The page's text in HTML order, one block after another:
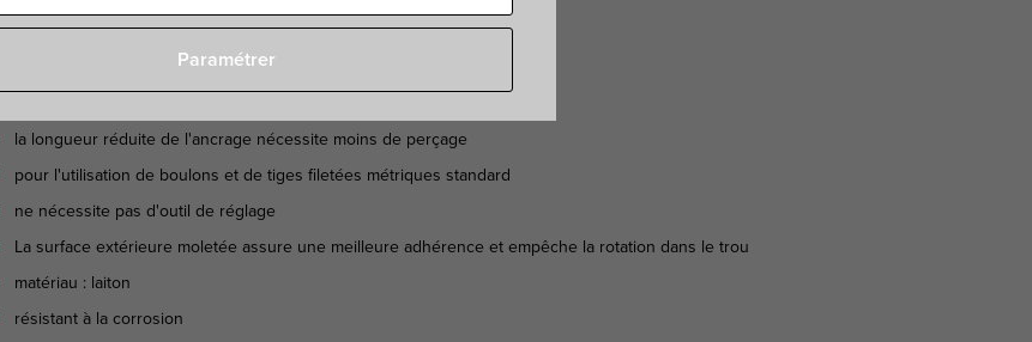
Caractéristiques
la longueur réduite de l'ancrage nécessite moins de perçage
pour l'utilisation de boulons et de tiges filetées métriques standard
ne nécessite pas d'outil de réglage
La surface extérieure moletée assure une meilleure adhérence et empêche la rotation dans le trou
matériau : laiton
résistant à la corrosion
Paramétrer